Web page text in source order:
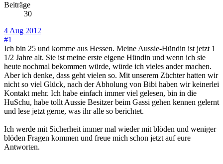
Beiträge
30
4 Aug 2012
#1
Ich bin 25 und komme aus Hessen. Meine Aussie-Hündin ist jetzt 1
1/2 Jahre alt. Sie ist meine erste eigene Hündin und wenn ich sie
heute nochmal bekommen würde, würde ich vieles ander machen.
Aber ich denke, dass geht vielen so. Mit unserem Züchter hatten wir
nicht so viel Glück, nach der Abholung von Bibi haben wir keinerlei
Kontakt mehr. Ich habe einfach immer viel gelesen, bin in die
HuSchu, habe tollt Aussie Besitzer beim Gassi gehen kennen gelernt
und lese jetzt gerne, was ihr alle so berichtet.
Ich werde mit Sicherheit immer mal wieder mit blöden und weniger
blöden Fragen kommen und freue mich schon jetzt auf eure
Antworten.